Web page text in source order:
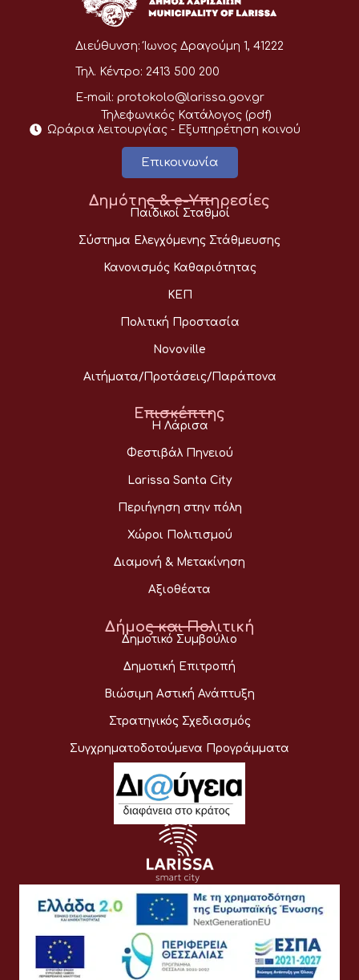
Διεύθυνση: Ίωνος Δραγούμη 1, 41222
Τηλ. Κέντρο: 2413 500 200
E-mail: protokolo@larissa.gov.gr
Τηλεφωνικός Κατάλογος (pdf)
Ωράρια λειτουργίας - Eξυπηρέτηση κοινού
Επικοινωνία
Δημότης & e-Υπηρεσίες
Παιδικοί Σταθμοί
Σύστημα Ελεγχόμενης Στάθμευσης
Κανονισμός Καθαριότητας
ΚΕΠ
Πολιτική Προστασία
Novoville
Αιτήματα/Προτάσεις/Παράπονα
Επισκέπτης
Η Λάρισα
Φεστιβάλ Πηνειού
Larissa Santa City
Περιήγηση στην πόλη
Χώροι Πολιτισμού
Διαμονή & Μετακίνηση
Αξιοθέατα
Δήμος και Πολιτική
Δημοτικό Συμβούλιο
Δημοτική Επιτροπή
Βιώσιμη Αστική Ανάπτυξη
Στρατηγικός Σχεδιασμός
Συγχρηματοδοτούμενα Προγράμματα